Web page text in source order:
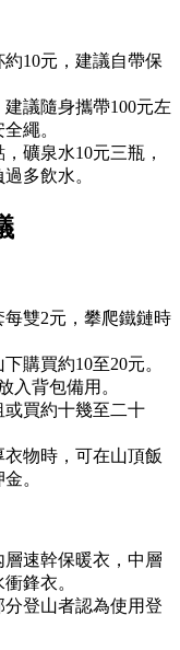
10元，建議自帶保
議隨身攜帶100元左
繩。
礦泉水10元三瓶，
多飲水。
雙2元，攀爬鐵鏈時
購買約10至20元。
入背包備用。
買約十幾至二十
物時，可在山頂飯
。
速幹保暖衣，中層
鋒衣。
登山者認為使用登